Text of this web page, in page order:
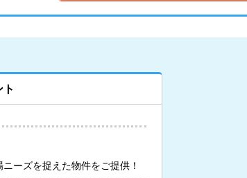
ーズを捉えた物件をご提供！